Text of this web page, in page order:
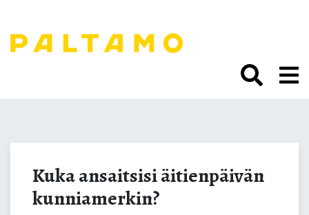
Kuka ansaitsisi
äitienpäivän
Kuka ansaitsisi äitienpäivän
kunniamerkin?